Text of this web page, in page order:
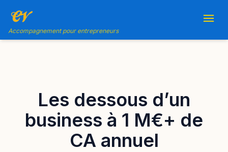
Accompagnement pour entrepreneurs
Les dessous d’un
business à 1 M€+ de
CA annuel